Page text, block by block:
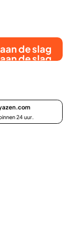
de slag
de slag
24 uur.